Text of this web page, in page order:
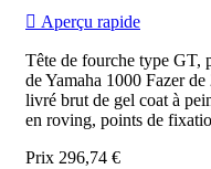
 Aperçu rapide
Tête de fourche type GT,
de Yamaha 1000 Fazer
livré brut de gel coat à
en roving, points de
Prix 296,74 €